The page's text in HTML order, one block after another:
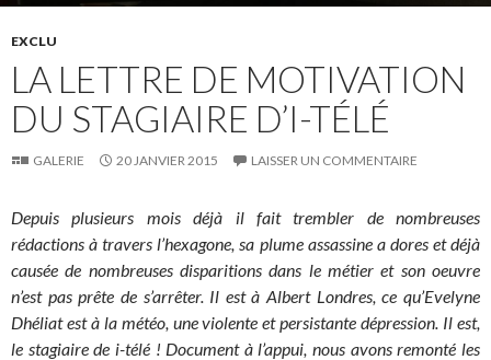
EXCLU
LA LETTRE DE MOTIVATION
DU STAGIAIRE D’I-TÉLÉ
GALERIE 20 JANVIER 2015 LAISSER UN COMMENTAIRE
Depuis plusieurs mois déjà il fait trembler de nombreuses
rédactions à travers l’hexagone, sa plume assassine a dores et déjà
causée de nombreuses disparitions dans le métier et son oeuvre
n’est pas prête de s’arrêter. Il est à Albert Londres, ce qu’Evelyne
Dhéliat est à la météo, une violente et persistante dépression. Il est,
le stagiaire de i-télé ! Document à l’appui, nous avons remonté les